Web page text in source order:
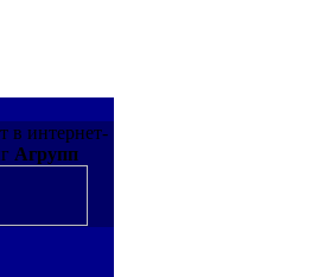
в интернет-
Агрупп